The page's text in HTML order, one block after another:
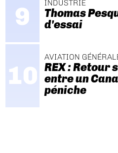
INDUSTRIE
Thomas
d'essai
AVIATION
REX : Retour
entre un
péniche